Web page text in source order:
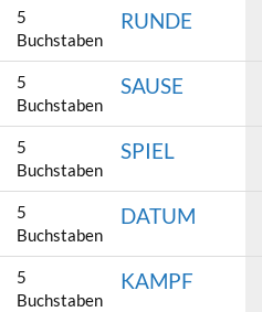
5
Buchstaben
RUNDE
5
Buchstaben
SAUSE
5
Buchstaben
SPIEL
5
Buchstaben
DATUM
5
Buchstaben
KAMPF